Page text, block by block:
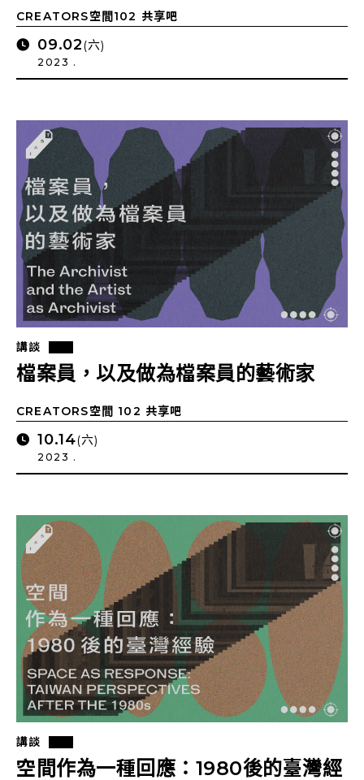
CREATORS空間102 共享吧
09.02(六)
2023 .
講談
檔案員，以及做為檔案員的藝術家
CREATORS空間 102 共享吧
10.14(六)
2023 .
講談
空間作為一種回應：1980後的臺灣經